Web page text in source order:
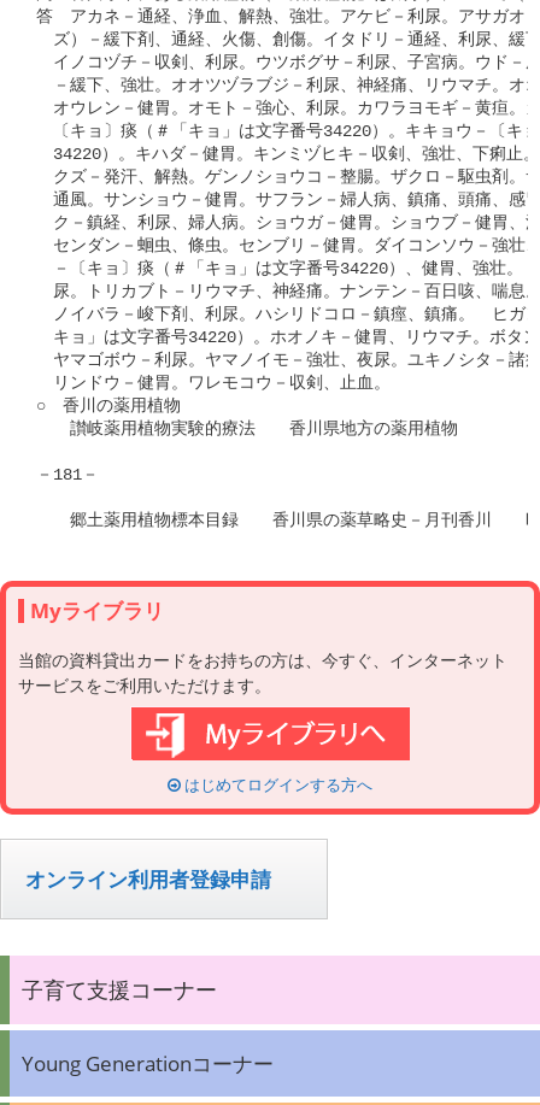
答　アカネ－通経、浄血、解熱、強壮。アケビ－利尿。アサガオ
ズ）－緩下剤、通経、火傷、創傷。イタドリ－通経、利尿、緩
イノコヅチ－収剣、利尿。ウツボグサ－利尿、子宮病。ウド－
－緩下、強壮。オオツヅラブジ－利尿、神経痛、リウマチ。オ
オウレン－健胃。オモト－強心、利尿。カワラヨモギ－黄疸。
〔キョ〕痰（＃「キョ」は文字番号34220）。キキョウ－〔キ
34220）。キハダ－健胃。キンミヅヒキ－収剣、強壮、下痢止
クズ－発汗、解熱。ゲンノショウコ－整腸。ザクロ－駆虫剤。
通風。サンショウ－健胃。サフラン－婦人病、鎮痛、頭痛、感
ク－鎮経、利尿、婦人病。ショウガ－健胃。ショウブ－健胃、
センダン－蛔虫、條虫。センブリ－健胃。ダイコンソウ－強壮
－〔キョ〕痰（＃「キョ」は文字番号34220）、健胃、強壮。
尿。トリカブト－リウマチ、神経痛。ナンテン－百日咳、喘息
ノイバラ－峻下剤、利尿。ハシリドコロ－鎮痙、鎮痛。　ヒガ
キョ」は文字番号34220）。ホオノキ－健胃、リウマチ。ボタ
ヤマゴボウ－利尿。ヤマノイモ－強壮、夜尿。ユキノシタ－諸
リンドウ－健胃。ワレモコウ－収剣、止血。
○　香川の薬用植物
讃岐薬用植物実験的療法　　香川県地方の薬用植物
－181－
Myライブラリ
当館の資料貸出カードをお持ちの方は、今すぐ、インターネット
サービスをご利用いただけます。
はじめてログインする方へ
オンライン利用者登録申請
子育て支援コーナー
Young Generationコーナー